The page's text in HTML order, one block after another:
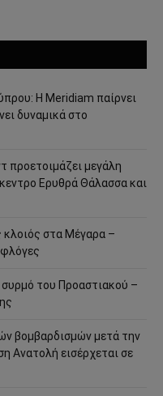
Η Meridiam παίρνει
δυναμικά στο
προετοιμάζει μεγάλη
Ερυθρά Θάλασσα και
κλοιός στα Μέγαρα –
του Προαστιακού –
βομβαρδισμών μετά την
Ανατολή εισέρχεται σε